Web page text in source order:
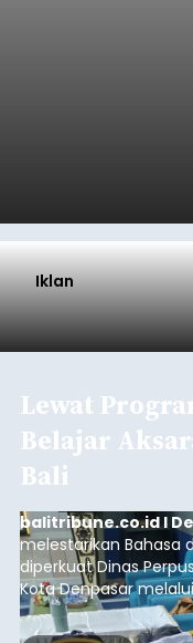
Performa
Mandalika
Racing Team
keempat Idemitsu FIM
Championship
berlangsung di
International Circuit,
Barat, pada 7–9
Nasional